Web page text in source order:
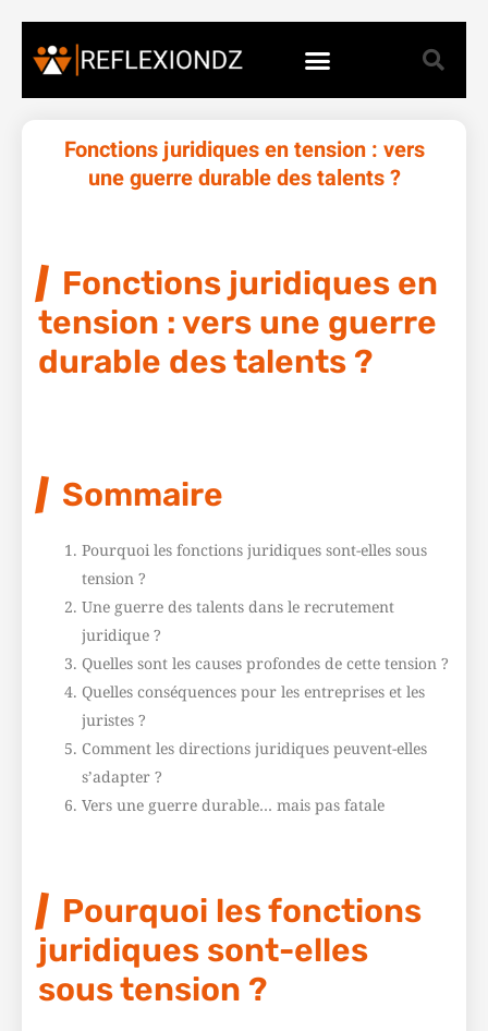
Fonctions juridiques en tension : vers
une guerre durable des talents ?
Fonctions juridiques en
tension : vers une guerre
durable des talents ?
Sommaire
Pourquoi les fonctions juridiques sont-elles sous
tension ?
Une guerre des talents dans le recrutement
juridique ?
Quelles sont les causes profondes de cette tension ?
Quelles conséquences pour les entreprises et les
juristes ?
Comment les directions juridiques peuvent-elles
s’adapter ?
Vers une guerre durable… mais pas fatale
Pourquoi les fonctions
juridiques sont-elles
sous tension ?